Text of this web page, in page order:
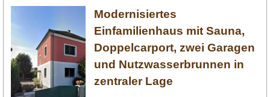
Modernisiertes
Einfamilienhaus mit Sauna,
Doppelcarport, zwei Garagen
und Nutzwasserbrunnen in
zentraler Lage